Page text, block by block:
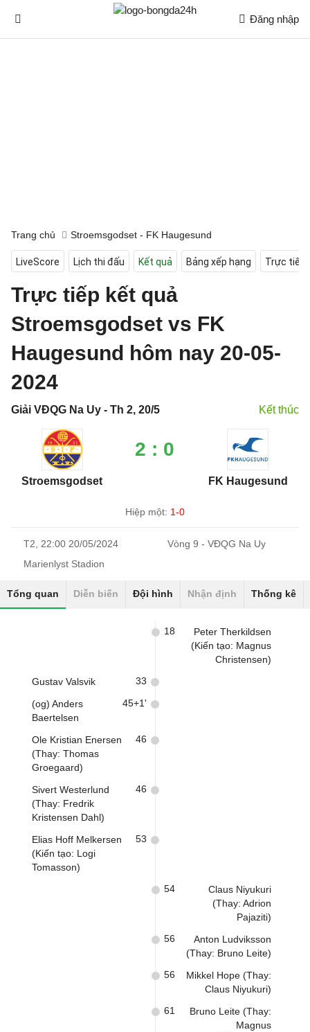
Đăng nhập
Trang chủ Stroemsgodset - FK Haugesund
LiveScore Lịch thi đấu Kết quả Bảng xếp hạng Trực tiếp
Trực tiếp kết quả
Stroemsgodset vs FK
Haugesund hôm nay 20-05-
2024
Giải VĐQG Na Uy - Th 2, 20/5 Kết thúc
Stroemsgodset
2 : 0
FK Haugesund
Hiệp một: 1-0
T2, 22:00 20/05/2024
Vòng 9 - VĐQG Na Uy
Marienlyst Stadion
Tổng quan Diễn biến Đội hình Nhận định Thống kê
Peter Therkildsen
(Kiến tạo: Magnus
Christensen)
18
Gustav Valsvik 33
(og) Anders
Baertelsen
45+1'
Ole Kristian Enersen
(Thay: Thomas
Groegaard)
46
Sivert Westerlund
(Thay: Fredrik
Kristensen Dahl)
46
Elias Hoff Melkersen
(Kiến tạo: Logi
Tomasson)
53
Claus Niyukuri
(Thay: Adrion
Pajaziti)
54
Anton Ludviksson
(Thay: Bruno Leite)
56
Mikkel Hope (Thay:
Claus Niyukuri)
56
Bruno Leite (Thay:
Magnus
61